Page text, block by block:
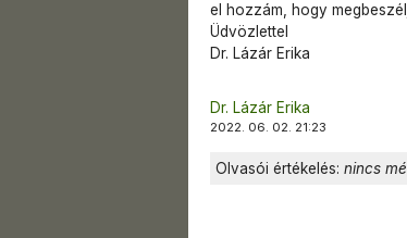
el hozzám, hogy
Üdvözlettel
Dr. Lázár Erika
Dr. Lázár Erika
2022. 06. 02. 21:23
Olvasói értékelés: nincs